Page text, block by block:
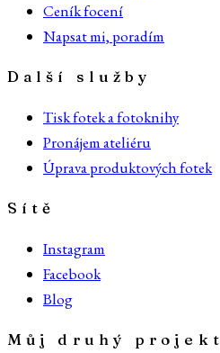
Ceník focení
Napsat mi, poradím
Další služby
Tisk fotek a fotoknihy
Pronájem ateliéru
Úprava produktových fotek
Sítě
Instagram
Facebook
Blog
Můj druhý projekt